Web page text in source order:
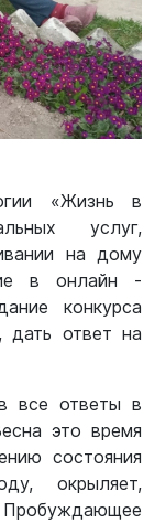
«Жизнь в
услуг,
на дому
в онлайн -
конкурса
дать ответ на
все ответы в
это время
состояния
окрыляет,